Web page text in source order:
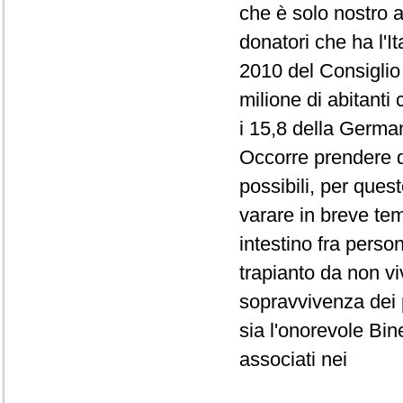
che è solo nostro
donatori che ha
2010 del
milione di abitanti
i 15,8 della
Occorre prendere
possibili, per
varare in breve
intestino fra
trapianto da non
sopravvivenza dei
sia l'onorevole
associati nei